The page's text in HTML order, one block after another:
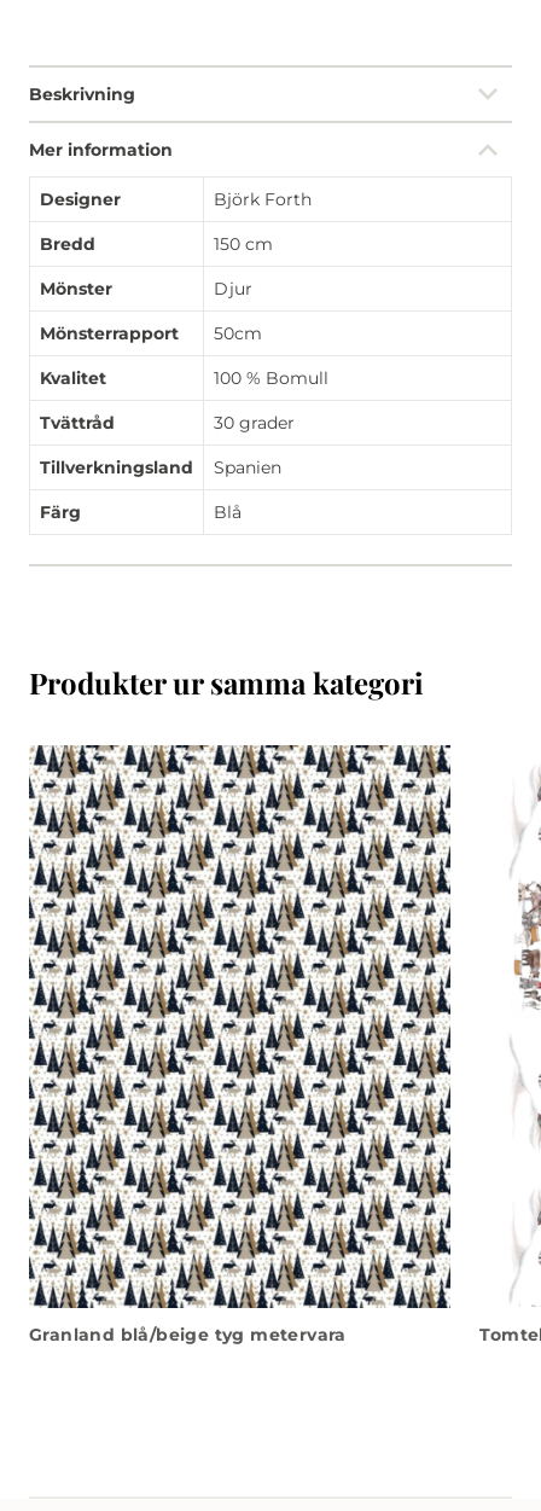
Beskrivning
Mer information
Designer Björk Forth
Bredd 150 cm
Mönster Djur
Mönsterrapport 50cm
Kvalitet 100 % Bomull
Tvättråd 30 grader
Tillverkningsland Spanien
Färg Blå
Produkter ur samma kategori
Granland blå/beige tyg metervara